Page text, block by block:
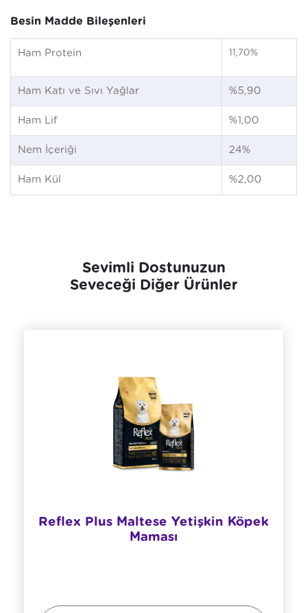
Besin Madde Bileşenleri
Ham Protein 11,70%
Ham Katı ve Sıvı Yağlar %5,90
Ham Lif %1,00
Nem İçeriği 24%
Ham Kül %2,00
Sevimli Dostunuzun
Seveceği Diğer Ürünler
​Reflex Plus Maltese Yetişkin Köpek
Maması